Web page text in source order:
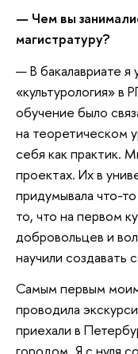
— Чем вы
магистратуру?
— В бакалавриате я
«культурология»
обучение было
на теоретическом
себя как практик.
проектах. Их в
придумывала что-
то, что на первом
добровольцев и
научили создавать
Самым первым
проводила
приехали в